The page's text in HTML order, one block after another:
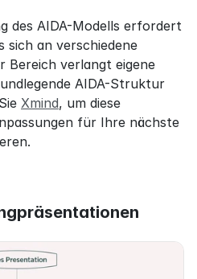
des AIDA-Modells erfordert
sich an verschiedene
Bereich verlangt eigene
AIDA-Struktur
Xmind, um diese
für Ihre nächste